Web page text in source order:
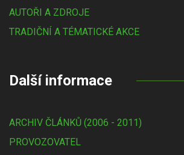
AUTOŘI A ZDROJE
TRADIČNÍ A TÉMATICKÉ AKCE
Další informace
ARCHIV ČLÁNKŮ (2006 - 2011)
PROVOZOVATEL